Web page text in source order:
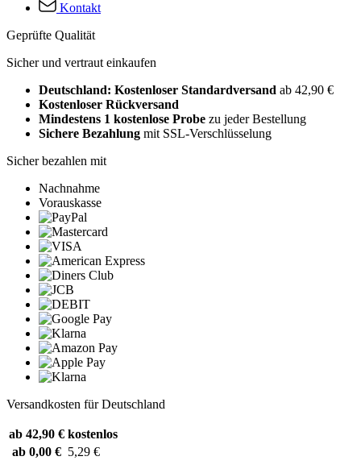
Kontakt
Geprüfte Qualität
Sicher und vertraut einkaufen
Deutschland: Kostenloser Standardversand ab 42,90 €
Kostenloser Rückversand
Mindestens 1 kostenlose Probe zu jeder Bestellung
Sichere Bezahlung mit SSL-Verschlüsselung
Sicher bezahlen mit
Nachnahme
Vorauskasse
Versandkosten für Deutschland
ab 42,90 € kostenlos
ab 0,00 € 5,29 €